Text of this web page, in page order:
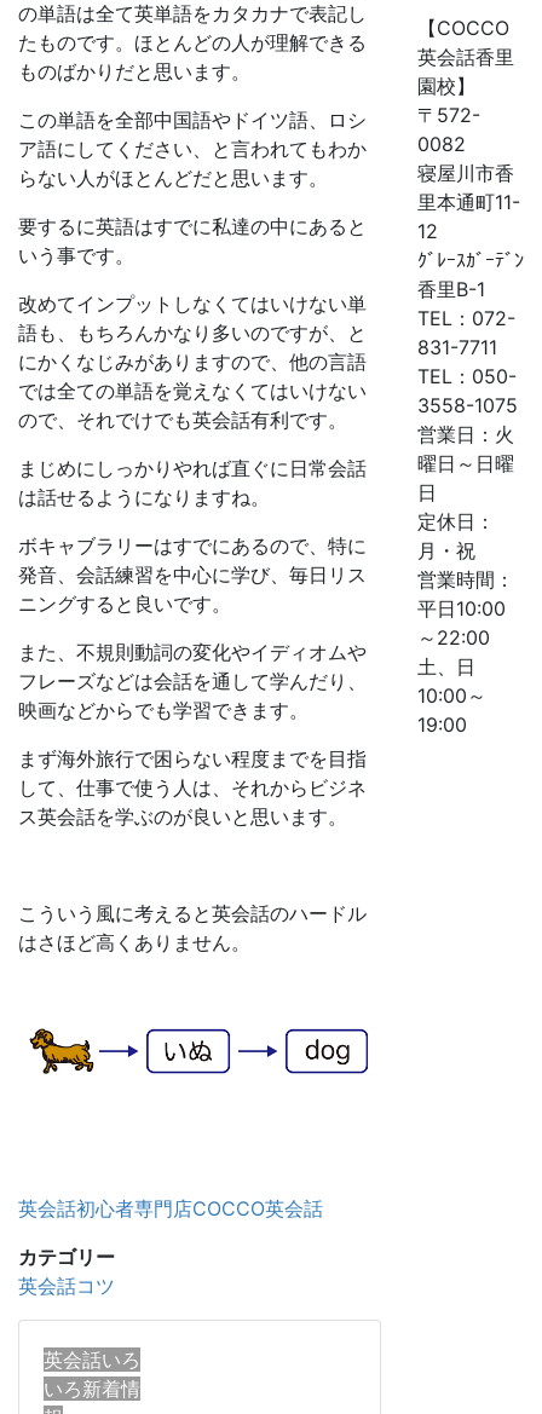
の単語は全て英単語をカタカナで表記し
たものです。ほとんどの人が理解できる
ものばかりだと思います。
この単語を全部中国語やドイツ語、ロシ
ア語にしてください、と言われてもわか
らない人がほとんどだと思います。
要するに英語はすでに私達の中にあると
いう事です。
改めてインプットしなくてはいけない単
語も、もちろんかなり多いのですが、と
にかくなじみがありますので、他の言語
では全ての単語を覚えなくてはいけない
ので、それでけでも英会話有利です。
まじめにしっかりやれば直ぐに日常会話
は話せるようになりますね。
ボキャブラリーはすでにあるので、特に
発音、会話練習を中心に学び、毎日リス
ニングすると良いです。
また、不規則動詞の変化やイディオムや
フレーズなどは会話を通して学んだり、
映画などからでも学習できます。
まず海外旅行で困らない程度までを目指
して、仕事で使う人は、それからビジネ
ス英会話を学ぶのが良いと思います。
こういう風に考えると英会話のハードル
はさほど高くありません。
英会話初心者専門店COCCO英会話
カテゴリー
英会話コツ
英会話いろ
いろ新着情
【COCCO
英会話香里
園校】
〒572-
0082
寝屋川市香
里本通町11-
12
ｸﾞﾚｰｽｶﾞｰﾃﾞﾝ
香里B-1
TEL：072-
831-7711
TEL：050-
3558-1075
営業日：火
曜日～日曜
日
定休日：
月・祝
営業時間：
平日10:00
～22:00
土、日
10:00～
19:00